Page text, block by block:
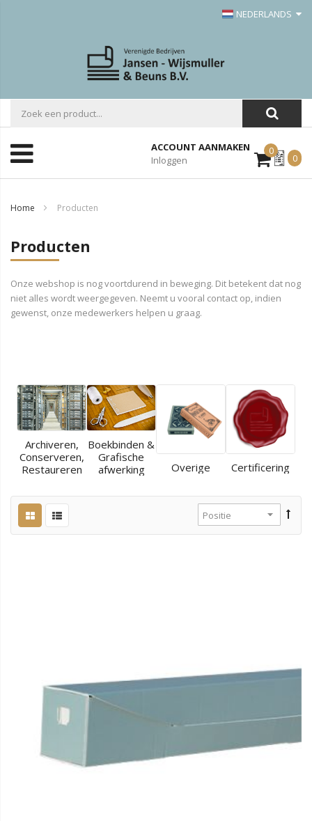
NEDERLANDS
ACCOUNT AANMAKEN
Inloggen
0Mijn
Offerte
0
Home Producten
Producten
Onze webshop is nog voortdurend in beweging. Dit betekent dat nog
niet alles wordt weergegeven. Neemt u vooral contact op, indien
gewenst, onze medewerkers helpen u graag.
Archiveren,
Conserveren,
Restaureren
Boekbinden &
Grafische
afwerking
Overige Certificering